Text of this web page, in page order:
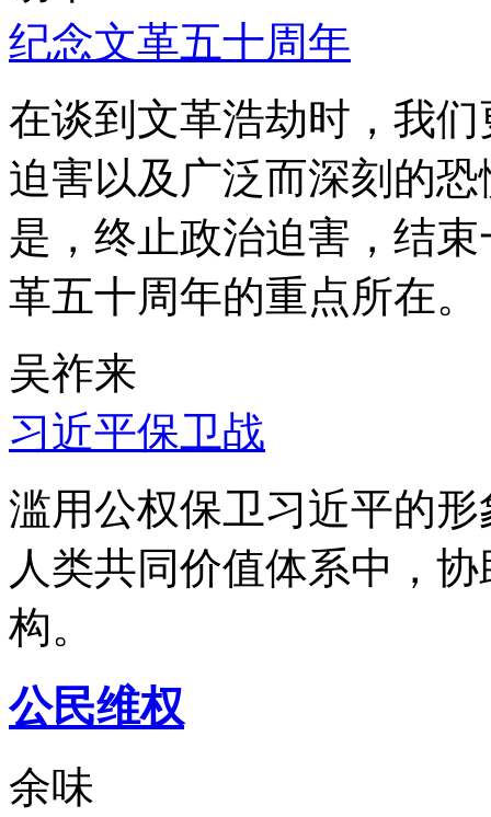
纪念文革五十周年
在谈到文革浩劫时，我
迫害以及广泛而深刻的
是，终止政治迫害，结
革五十周年的重点所在。
吴祚来
习近平保卫战
滥用公权保卫习近平的
人类共同价值体系中，
构。
公民维权
余味